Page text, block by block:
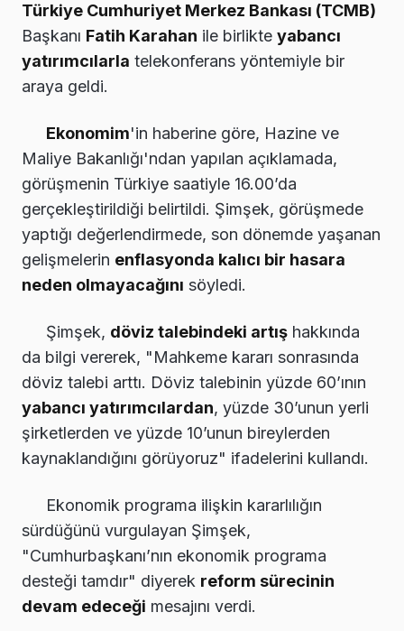
Türkiye Cumhuriyet Merkez Bankası (TCMB)
Başkanı Fatih Karahan ile birlikte yabancı
yatırımcılarla telekonferans yöntemiyle bir
araya geldi.
Ekonomim'in haberine göre, Hazine ve
Maliye Bakanlığı'ndan yapılan açıklamada,
görüşmenin Türkiye saatiyle 16.00’da
gerçekleştirildiği belirtildi. Şimşek, görüşmede
yaptığı değerlendirmede, son dönemde yaşanan
gelişmelerin enflasyonda kalıcı bir hasara
neden olmayacağını söyledi.
Şimşek, döviz talebindeki artış hakkında
da bilgi vererek, "Mahkeme kararı sonrasında
döviz talebi arttı. Döviz talebinin yüzde 60’ının
yabancı yatırımcılardan, yüzde 30’unun yerli
şirketlerden ve yüzde 10’unun bireylerden
kaynaklandığını görüyoruz" ifadelerini kullandı.
Ekonomik programa ilişkin kararlılığın
sürdüğünü vurgulayan Şimşek,
"Cumhurbaşkanı’nın ekonomik programa
desteği tamdır" diyerek reform sürecinin
devam edeceği mesajını verdi.